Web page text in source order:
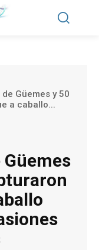
Güemes y 50
a caballo...